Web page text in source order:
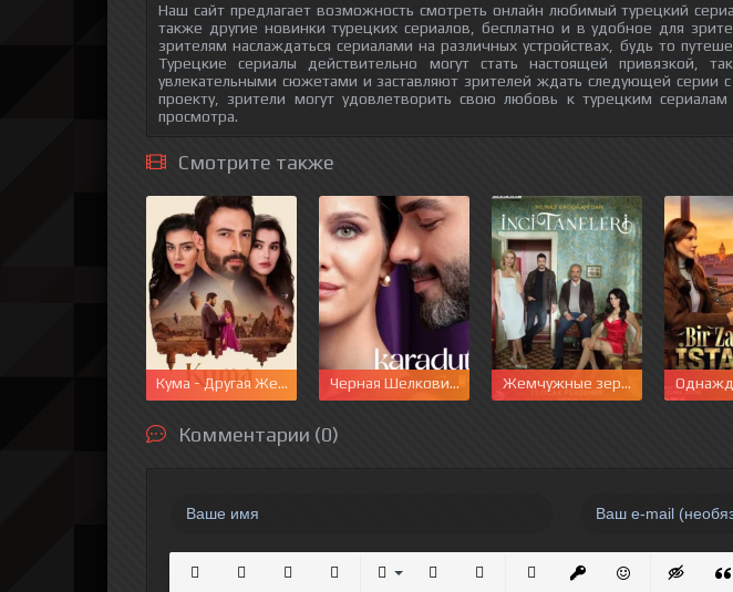
Наш сайт предлагает возможность смотреть онлайн любимый турецкий
также другие новинки турецких сериалов, бесплатно и в удобное для
зрителям наслаждаться сериалами на различных устройствах, будь то
Турецкие сериалы действительно могут стать настоящей привязкой,
увлекательными сюжетами и заставляют зрителей ждать следующей серии
проекту, зрители могут удовлетворить свою любовь к турецким
просмотра.
Смотрите также
Кума - Другая Жена Черная Шелковица Жемчужные зерна
Комментарии (0)